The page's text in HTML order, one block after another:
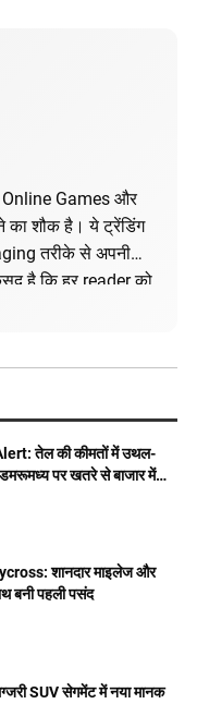
Online Games और
का शौक है। ये ट्रेंडिंग
तरीके से अपनी
है कि हर reader को
तेल की कीमतों में उथल-
पर खतरे से बाजार में
शानदार माइलेज और
बनी पहली पसंद
SUV सेगमेंट में नया मानक